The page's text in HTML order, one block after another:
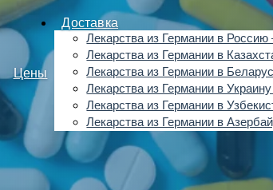
Цены
Доставка
Лекарства из Германии в
Лекарства из Германии в
Лекарства из Германии в
Лекарства из Германии в
Лекарства из Германии в
Лекарства из Германии в